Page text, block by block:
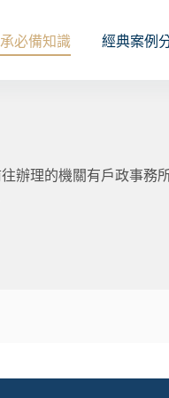
必備知識 經典案例
辦理的機關有戶政事務